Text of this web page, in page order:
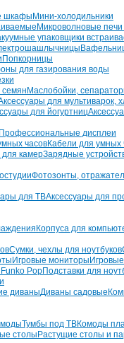
шкафы Мини-холодильники
Микроволновые
упаковщики
Попкорницы
для газирования воды
Маслобойки,
для мультиварок,
для йогуртниц
Профессиональные дисплеи
часовКабели для умных
камерЗарядные
Фотозонты,
для ТВАксессуары для
Корпуса для
Сумки, чехлы для ноутбуков
Игровые мониторы
PopПодставки для
диваныДиваны садовые
Тумбы под ТВКомоды
столы Растущие столы и